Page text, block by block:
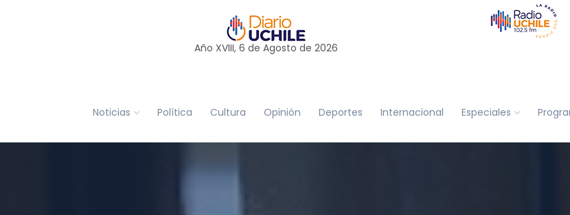
Año XVIII, 6 de Agosto de 2026
Noticias Política Cultura Opinión Deportes Internacional Especiales